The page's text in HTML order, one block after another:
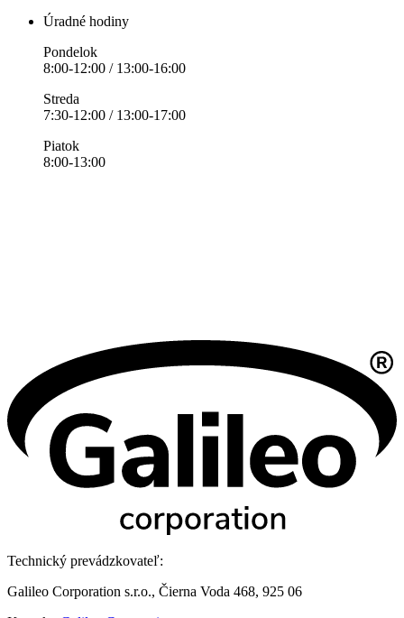
Úradné hodiny
Pondelok
8:00-12:00 / 13:00-16:00
Streda
7:30-12:00 / 13:00-17:00
Piatok
8:00-13:00
Technický prevádzkovateľ:
Galileo Corporation s.r.o., Čierna Voda 468, 925 06